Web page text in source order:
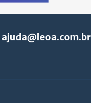
ajuda@leoa.com.br